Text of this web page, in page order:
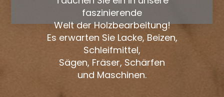
faszinierende
Welt der Holzbearbeitung!
Es erwarten Sie Lacke, Beizen,
Schleifmittel,
Sägen, Fräser, Schärfen
und Maschinen.